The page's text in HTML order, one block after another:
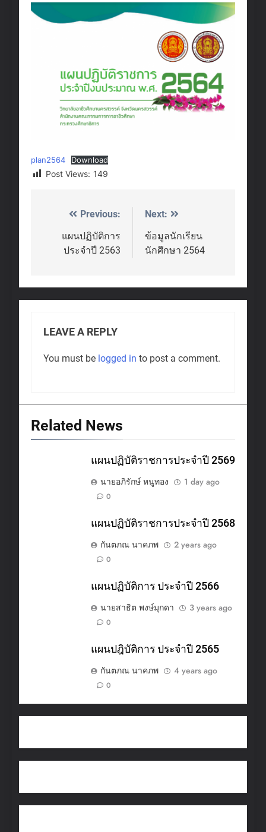
plan2564 Download
Post Views: 149
Post
navigation
Previous:
แผนปฏิบัติการ
ประจำปี 2563
Next:
ข้อมูลนักเรียน
นักศึกษา 2564
LEAVE A REPLY
You must be logged in to post a comment.
Related News
แผนปฏิบัติราชการประจำปี 2569
นายอภิรักษ์ หนูทอง
1 day ago
0
แผนปฏิบัติราชการประจำปี 2568
กันตภณ นาคภพ
2 years ago
0
แผนปฏิบัติการ ประจำปี 2566
นายสาธิต พงษ์มุกดา
3 years ago
0
แผนปฎิบัติการ ประจำปี 2565
กันตภณ นาคภพ
4 years ago
0